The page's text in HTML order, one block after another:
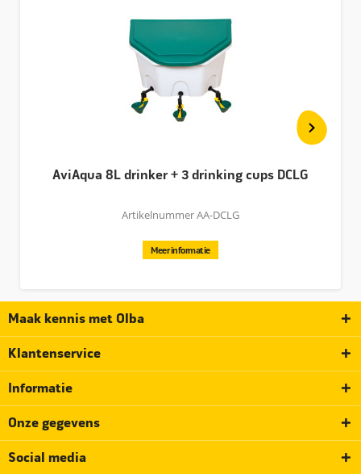
AviAqua 8L drinker + 3 drinking cups DCLG
Artikelnummer AA-DCLG
Meer informatie
Maak kennis met Olba
Klantenservice
Informatie
Onze gegevens
Social media